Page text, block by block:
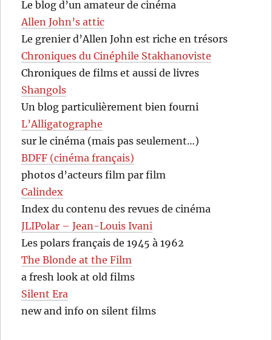
Le blog d’un amateur de cinéma
Allen John’s attic
Le grenier d’Allen John est riche en trésors
Chroniques du Cinéphile Stakhanoviste
Chroniques de films et aussi de livres
Shangols
Un blog particulièrement bien fourni
L’Alligatographe
sur le cinéma (mais pas seulement…)
BDFF (cinéma français)
photos d’acteurs film par film
Calindex
Index du contenu des revues de cinéma
JLIPolar – Jean-Louis Ivani
Les polars français de 1945 à 1962
The Blonde at the Film
a fresh look at old films
Silent Era
new and info on silent films